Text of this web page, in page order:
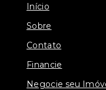
Início
Sobre
Contato
Financie
Negocie seu